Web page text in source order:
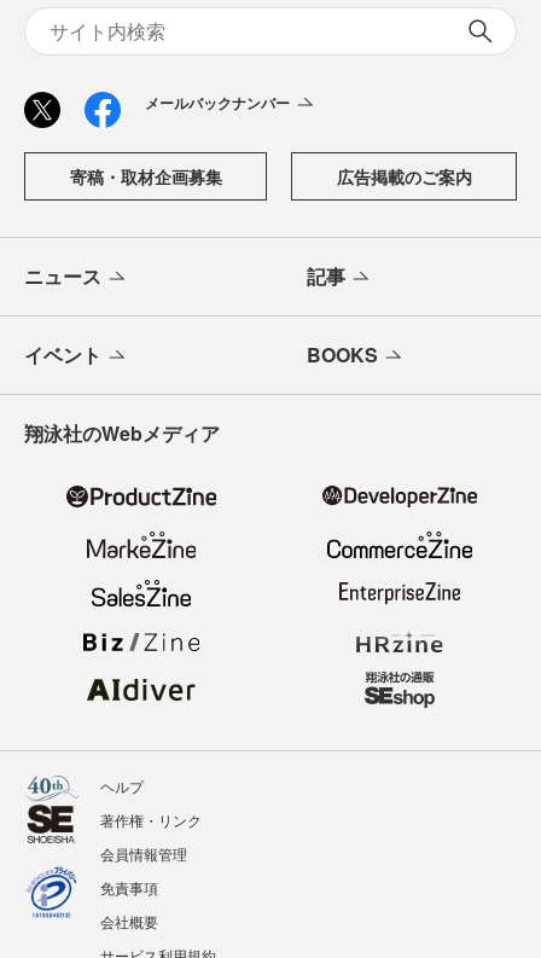
メールバックナンバー
寄稿・取材企画募集 広告掲載のご案内
ニュース 記事
イベント BOOKS
翔泳社のWebメディア
ヘルプ
著作権・リンク
会員情報管理
免責事項
会社概要